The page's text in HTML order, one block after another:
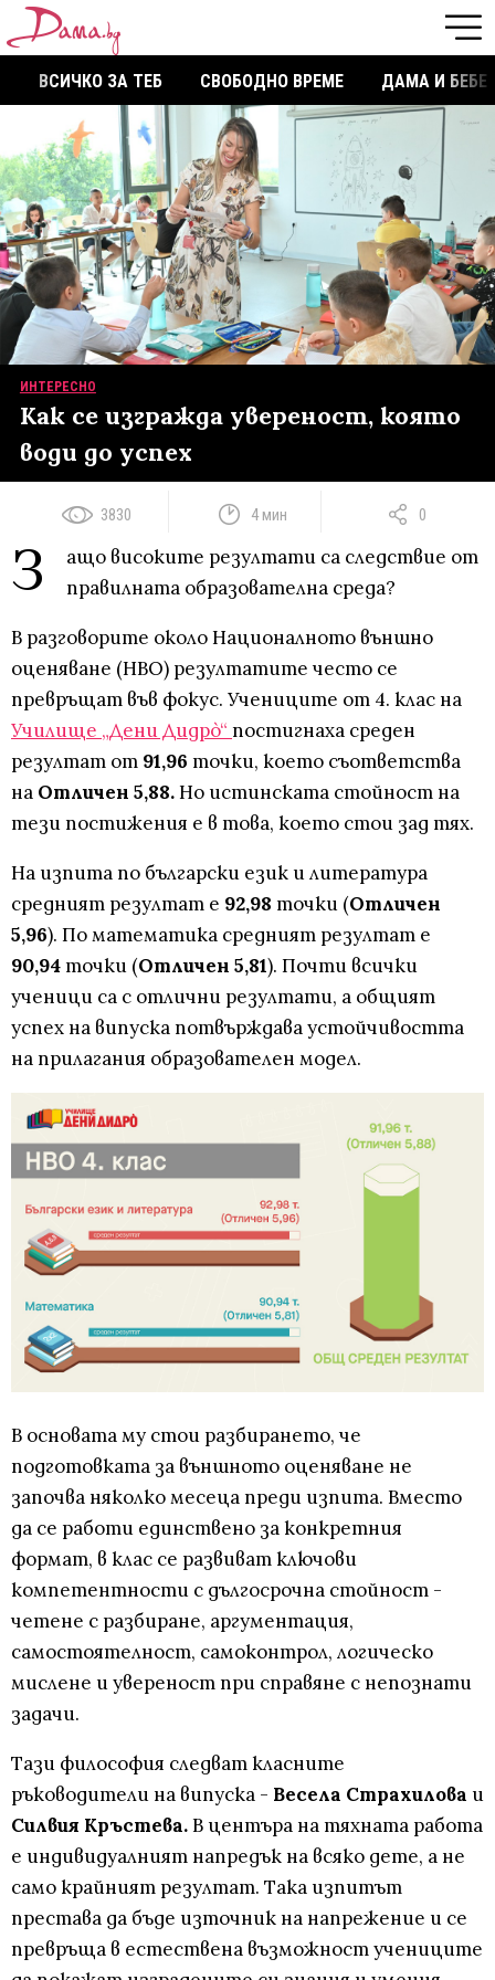
ВСИЧКО ЗА ТЕБ СВОБОДНО ВРЕМЕ ДАМА И БЕБЕ
ИНТЕРЕСНО
Как се изгражда увереност, която
води до успех
3830 4 мин 0
З
ащо високите резултати са следствие от
правилната образователна среда?
В разговорите около Националното външно
оценяване (НВО) резултатите често се
превръщат във фокус. Учениците от 4. клас на
Училище „Дени Дидрò“ постигнаха среден
резултат от 91,96 точки, което съответства
на Отличен 5,88.Но истинската стойност на
тези постижения е в това, което стои зад тях.
На изпита по български език и литература
средният резултат е 92,98 точки (Отличен
5,96). По математика средният резултат е
90,94точки (Отличен 5,81). Почти всички
ученици са с отлични резултати, а общият
успех на випуска потвърждава устойчивостта
на прилагания образователен модел.
В основата му стои разбирането, че
подготовката за външното оценяване не
започва няколко месеца преди изпита. Вместо
да се работи единствено за конкретния
формат, в клас се развиват ключови
компетентности с дългосрочна стойност -
четене с разбиране, аргументация,
самостоятелност, самоконтрол, логическо
мислене и увереност при справяне с непознати
задачи.
Тази философия следват класните
ръководители на випуска - Весела Страхилова и
Силвия Кръстева.В центъра на тяхната работа
е индивидуалният напредък на всяко дете, а не
само крайният резултат. Така изпитът
престава да бъде източник на напрежение и се
превръща в естествена възможност учениците